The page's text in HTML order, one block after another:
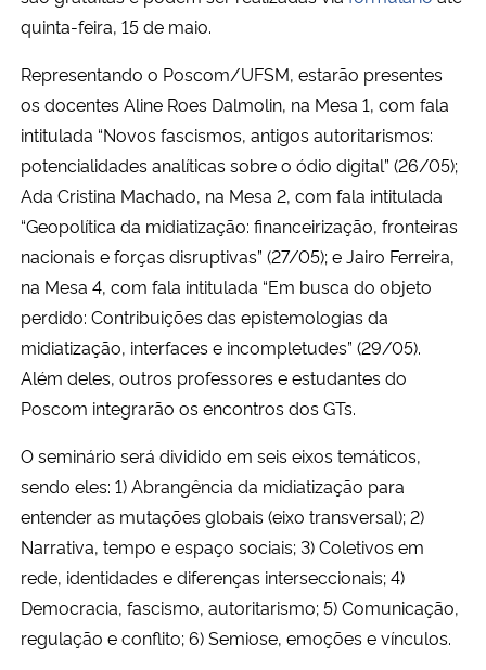
quinta-feira, 15 de maio.
Representando o Poscom/UFSM, estarão presentes
os docentes Aline Roes Dalmolin, na Mesa 1, com fala
intitulada “Novos fascismos, antigos autoritarismos:
potencialidades analíticas sobre o ódio digital” (26/05);
Ada Cristina Machado, na Mesa 2, com fala intitulada
“Geopolítica da midiatização: financeirização, fronteiras
nacionais e forças disruptivas” (27/05); e Jairo Ferreira,
na Mesa 4, com fala intitulada “Em busca do objeto
perdido: Contribuições das epistemologias da
midiatização, interfaces e incompletudes” (29/05).
Além deles, outros professores e estudantes do
Poscom integrarão os encontros dos GTs.
O seminário será dividido em seis eixos temáticos,
sendo eles: 1) Abrangência da midiatização para
entender as mutações globais (eixo transversal); 2)
Narrativa, tempo e espaço sociais; 3) Coletivos em
rede, identidades e diferenças interseccionais; 4)
Democracia, fascismo, autoritarismo; 5) Comunicação,
regulação e conflito; 6) Semiose, emoções e vínculos.